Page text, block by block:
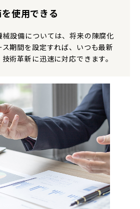
使用できる
設備については、将来の陳腐化
期間を設定すれば、いつも最新
術革新に迅速に対応できます。